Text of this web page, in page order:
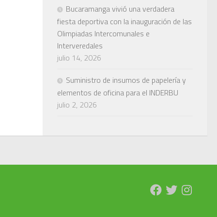
Bucaramanga vivió una verdadera
fiesta deportiva con la inauguración de las
Olimpiadas Intercomunales e
Interveredales
julio 14, 2026
Suministro de insumos de papelería y
elementos de oficina para el INDERBU
julio 2, 2026